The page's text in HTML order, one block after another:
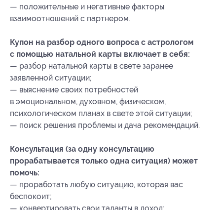
— положительные и негативные факторы
взаимоотношений с партнером.
Купон на разбор одного вопроса с астрологом
с помощью натальной карты включает в себя:
— разбор натальной карты в свете заранее
заявленной ситуации;
— выяснение своих потребностей
в эмоциональном, духовном, физическом,
психологическом планах в свете этой ситуации;
— поиск решения проблемы и дача рекомендаций.
Консультация (за одну консультацию
прорабатывается только одна ситуация) может
помочь:
— проработать любую ситуацию, которая вас
беспокоит;
— конвертировать свои таланты в доход;